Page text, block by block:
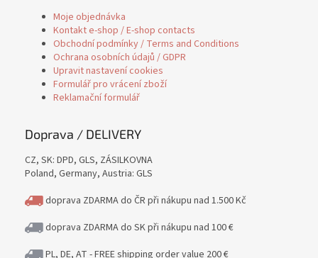
Moje objednávka
Kontakt e-shop / E-shop contacts
Obchodní podmínky / Terms and Conditions
Ochrana osobních údajů / GDPR
Upravit nastavení cookies
Formulář pro vrácení zboží
Reklamační formulář
Doprava / DELIVERY
CZ, SK: DPD, GLS, ZÁSILKOVNA
Poland, Germany, Austria: GLS
doprava ZDARMA do ČR při nákupu nad 1.500 Kč
doprava ZDARMA do SK při nákupu nad 100 €
PL, DE, AT - FREE shipping order value 200 €